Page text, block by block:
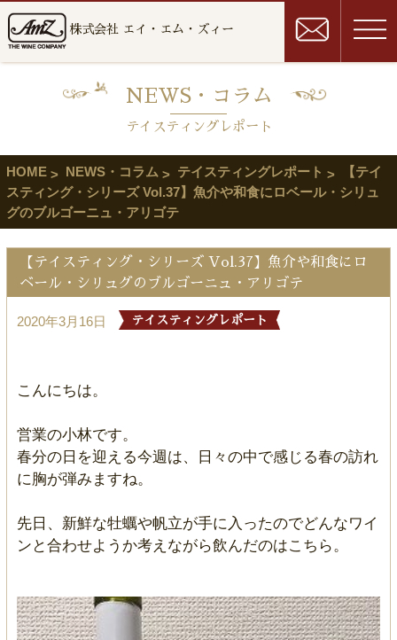
株式会社 エイ・エム・ズィー
NEWS・コラム
テイスティングレポート
HOME NEWS・コラム テイスティングレポート
【テイ
スティング・シリーズ Vol.37】魚介や和食にロベール・シリュ
グのブルゴーニュ・アリゴテ
【テイスティング・シリーズ Vol.37】魚介や和食にロ
ベール・シリュグのブルゴーニュ・アリゴテ
2020年3月16日 テイスティングレポート
こんにちは。
営業の小林です。
春分の日を迎える今週は、日々の中で感じる春の訪れ
に胸が弾みますね。
先日、新鮮な牡蠣や帆立が手に入ったのでどんなワイ
ンと合わせようか考えながら飲んだのはこちら。